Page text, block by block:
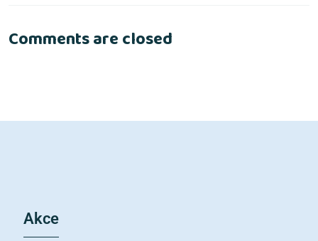
Comments are closed
Akce